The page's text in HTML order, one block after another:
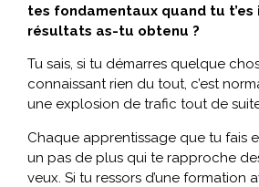
tes fondamentaux quand tu t’es
résultats as-tu obtenu ?
Tu sais, si tu démarres quelque
connaissant rien du tout, c’est
une explosion de trafic tout de
Chaque apprentissage que tu fais
un pas de plus qui te rapproche
veux. Si tu ressors d’une formation